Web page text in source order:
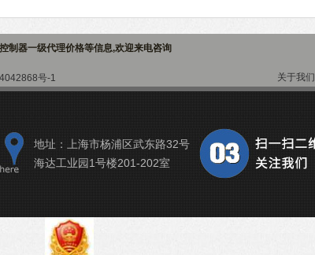
制器一级代理价格等信息,欢迎来电咨询
号-1 关于我们
地址：上海市杨浦区武东路32号
海达工业园1号楼201-202室